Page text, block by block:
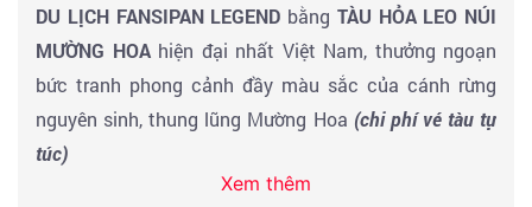
DU LỊCH FANSIPAN LEGEND bằng TÀU HỎA LEO NÚI
MƯỜNG HOAhiện đại nhất Việt Nam, thưởng ngoạn
bức tranh phong cảnh đầy màu sắc của cánh rừng
nguyên sinh, thung lũng Mường Hoa (chi phí vé tàu tự
túc)
Tiếp tục cuộc hành trình, Qúy khách sẽ được trải
Xem thêm